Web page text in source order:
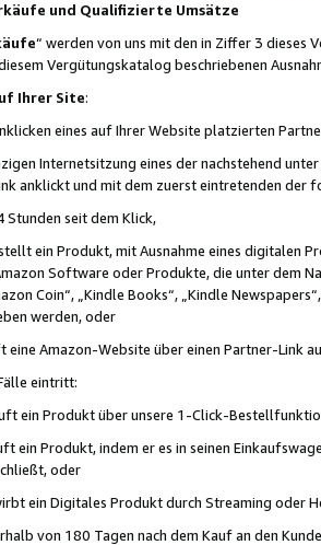
und Qualifizierte Umsätze
“ werden von uns mit den in Ziffer 3
Vergütungskatalog beschriebenen
Ihrer Site:
eines auf Ihrer Website platzierten
Internetsitzung eines der nachstehend
anklickt und mit dem zuerst eintretenden der
seit dem Klick,
ein Produkt, mit Ausnahme eines digitalen
Software oder Produkte, die unter dem
Coin“, „Kindle Books“, „Kindle
werden, oder
Amazon-Website über einen Partner-Link
eintritt:
ein Produkt über unsere 1-Click-
ein Produkt, indem er es in seinen
oder
ein Digitales Produkt durch Streaming oder
von 180 Tagen nach dem Kauf an den